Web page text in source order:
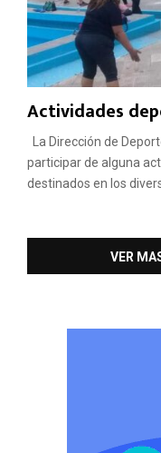
Actividades
La Dirección de
participar de alguna
destinados en los
VER